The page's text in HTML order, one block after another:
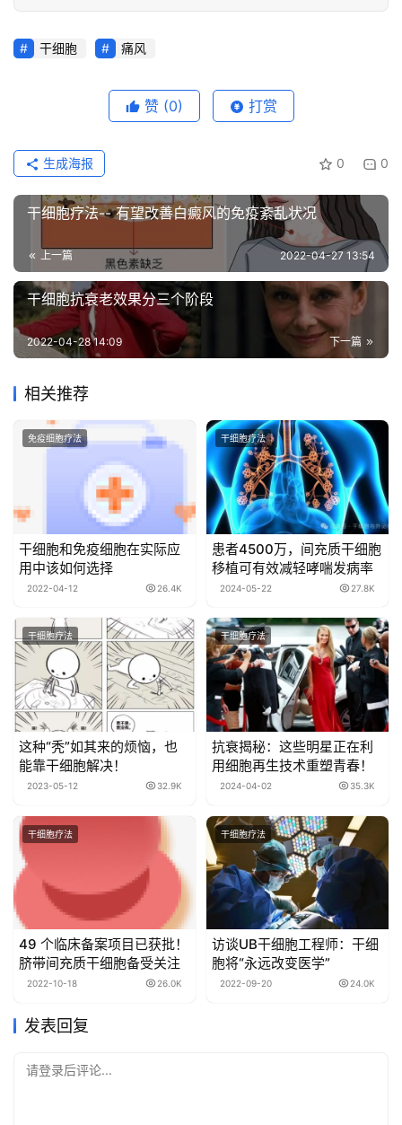
干细胞 痛风
赞 (0) 打赏
0 0
生成海报
干细胞疗法-- 有望改善白癜风的免疫紊乱状况
上一篇 2022-04-27 13:54
干细胞抗衰老效果分三个阶段
下一篇
2022-04-28 14:09
相关推荐
免疫细胞疗法
干细胞和免疫细胞在实际应
用中该如何选择
2022-04-12 26.4K
干细胞疗法
患者4500万，间充质干细胞
移植可有效减轻哮喘发病率
2024-05-22 27.8K
干细胞疗法
这种“秃”如其来的烦恼，也
能靠干细胞解决！
2023-05-12 32.9K
干细胞疗法
抗衰揭秘：这些明星正在利
用细胞再生技术重塑青春！
2024-04-02 35.3K
干细胞疗法
49 个临床备案项目已获批！
脐带间充质干细胞备受关注
2022-10-18 26.0K
干细胞疗法
访谈UB干细胞工程师：干细
胞将“永远改变医学”
2022-09-20 24.0K
发表回复
请登录后评论...